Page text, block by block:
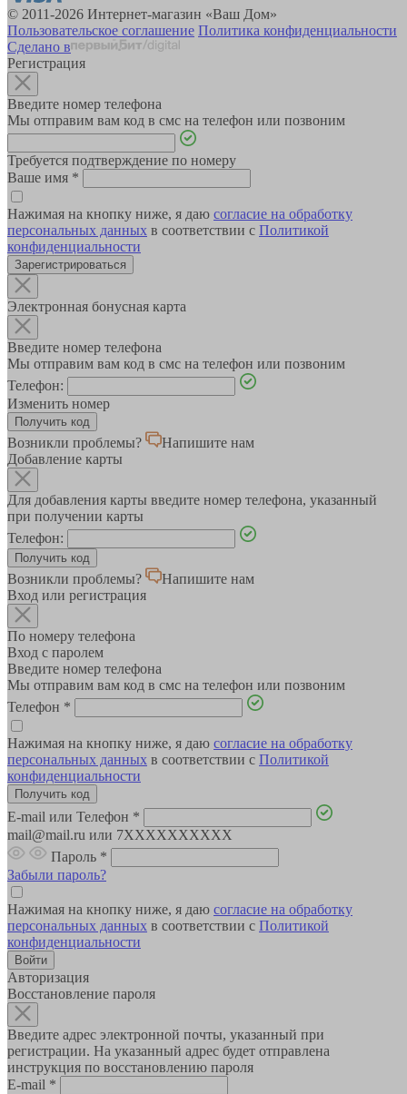
© 2011-2026 Интернет-магазин «Ваш Дом»
Пользовательское соглашение Политика конфиденциальности
Сделано в
Регистрация
Введите номер телефона
Мы отправим вам код в смс на телефон или позвоним
Требуется подтверждение по номеру
Ваше имя *
Нажимая на кнопку ниже, я даю согласие на обработку
персональных данных в соответствии с Политикой
конфиденциальности
Зарегистрироваться
Электронная бонусная карта
Введите номер телефона
Мы отправим вам код в смс на телефон или позвоним
Телефон:
Изменить номер
Возникли проблемы?
Напишите нам
Добавление карты
Для добавления карты введите номер телефона, указанный
при получении карты
Телефон:
Возникли проблемы?
Напишите нам
Вход или регистрация
По номеру телефона
Вход с паролем
Введите номер телефона
Мы отправим вам код в смс на телефон или позвоним
Телефон *
Нажимая на кнопку ниже, я даю согласие на обработку
персональных данных в соответствии с Политикой
конфиденциальности
E-mail или Телефон *
mail@mail.ru или 7XXXXXXXXXX
Пароль *
Забыли пароль?
Нажимая на кнопку ниже, я даю согласие на обработку
персональных данных в соответствии с Политикой
конфиденциальности
Авторизация
Восстановление пароля
Введите адрес электронной почты, указанный при
регистрации. На указанный адрес будет отправлена
инструкция по восстановлению пароля
E-mail *